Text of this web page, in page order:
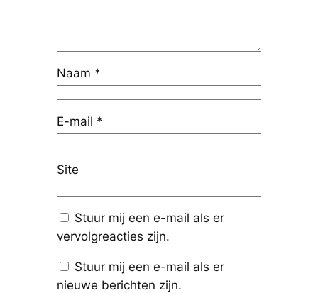
Naam *
E-mail *
Site
Stuur mij een e-mail als er
vervolgreacties zijn.
Stuur mij een e-mail als er
nieuwe berichten zijn.